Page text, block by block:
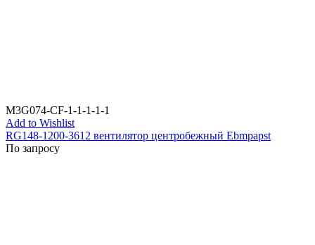
M3G074-CF-1-1-1-1-1
Add to Wishlist
RG148-1200-3612 вентилятор центробежный Ebmpapst
По запросу